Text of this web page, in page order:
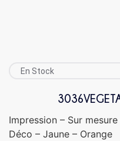
En Stock
Impression – Sur
Déco – Jaune – Orange